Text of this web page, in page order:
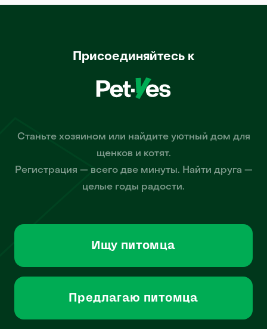
Присоединяйтесь к
Станьте хозяином или найдите уютный дом для
щенков и котят.
Регистрация — всего две минуты. Найти друга —
целые годы радости.
Ищу питомца
Предлагаю питомца